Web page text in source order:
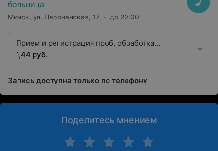
больница
Минск, ул. Нарочанская, 17 до 20:00
Прием и регистрация проб, обработка
биологического материала (для сифилиса, без
1,44 руб.
Запись доступна только по телефону
Поделитесь мнением